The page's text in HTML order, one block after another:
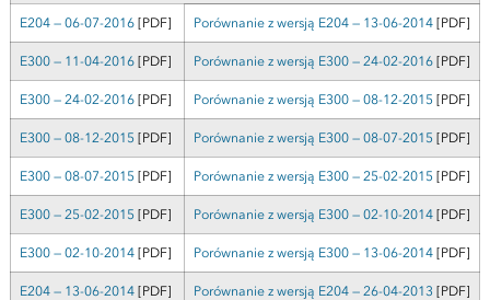
E204 — 06-07-2016[PDF] Porównanie z wersją E204 — 13-06-2014[PDF]
E300 — 11-04-2016[PDF] Porównanie z wersją E300 — 24-02-2016[PDF]
E300 — 24-02-2016[PDF] Porównanie z wersją E300 — 08-12-2015 [PDF]
E300 — 08-12-2015 [PDF] Porównanie z wersją E300 — 08-07-2015 [PDF]
E300 — 08-07-2015 [PDF] Porównanie z wersją E300 — 25-02-2015 [PDF]
E300 — 25-02-2015 [PDF] Porównanie z wersją E300 — 02-10-2014[PDF]
E300 — 02-10-2014[PDF] Porównanie z wersją E300 — 13-06-2014[PDF]
E204 — 13-06-2014[PDF] Porównanie z wersją E204 — 26-04-2013 [PDF]